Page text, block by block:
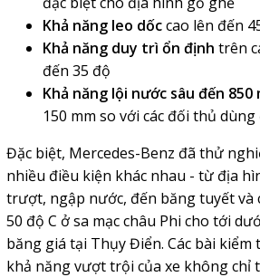
Khả năng leo dốccao lên đến
Khả năng duy trì ổn định trên
đến 35 độ
Khả năng lội nước sâu đến 850
150 mm so với các đối thủ
Đặc biệt, Mercedes-Benz đã thử
nhiều điều kiện khác nhau - từ địa
trượt, ngập nước, đến băng tuyết và
50 độ C ở sa mạc châu Phi cho tới
băng giá tại Thụy Điển. Các bài
khả năng vượt trội của xe không